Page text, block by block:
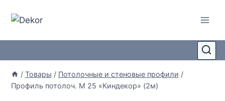
/ Товары / Потолочные и стеновые профили /
Профиль потолоч. М 25 «Киндекор» (2м)